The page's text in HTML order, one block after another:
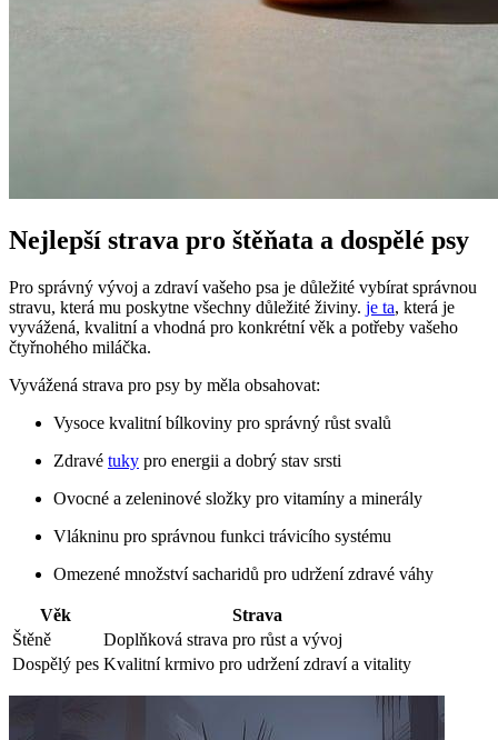
Nejlepší strava pro štěňata a dospělé psy
Pro správný vývoj a zdraví vašeho psa je důležité vybírat správnou
stravu, která mu poskytne všechny důležité živiny. je ta, která je
vyvážená, kvalitní a vhodná pro konkrétní věk a potřeby vašeho
čtyřnohého miláčka.
Vyvážená strava pro psy by měla obsahovat:
Vysoce kvalitní bílkoviny pro správný růst svalů
Zdravé tuky pro energii a dobrý stav srsti
Ovocné a zeleninové složky pro vitamíny a minerály
Vlákninu pro správnou funkci trávicího systému
Omezené množství sacharidů pro udržení zdravé váhy
Věk
Strava
Štěně
Doplňková strava pro růst a vývoj
Dospělý pes Kvalitní krmivo pro udržení zdraví a vitality